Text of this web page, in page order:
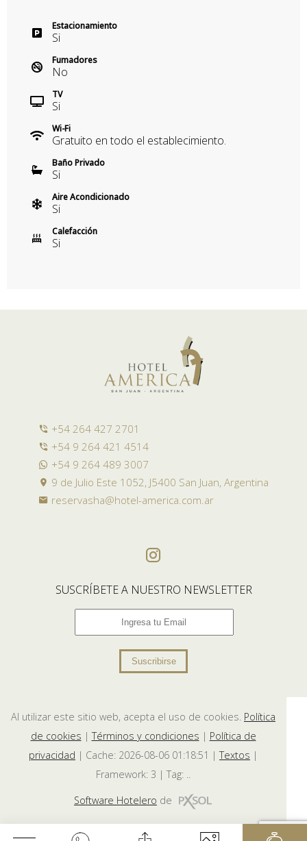
Estacionamiento
Si
Fumadores
No
TV
Si
Wi-Fi
Gratuito en todo el establecimiento.
Baño Privado
Si
Aire Acondicionado
Si
Calefacción
Si
+54 264 427 2701
+54 9 264 421 4514
+54 9 264 489 3007
9 de Julio Este 1052, J5400 San Juan, Argentina
reservasha@hotel-america.com.ar
SUSCRÍBETE A NUESTRO NEWSLETTER
Suscribirse
Al utilizar este sitio web, acepta el uso de cookies. Política
de cookies |Términos y condiciones | Política de
privacidad | Cache: 2026-08-06 01:18:51 |Textos |
Framework: 3 | Tag: ..
Software Hotelero de